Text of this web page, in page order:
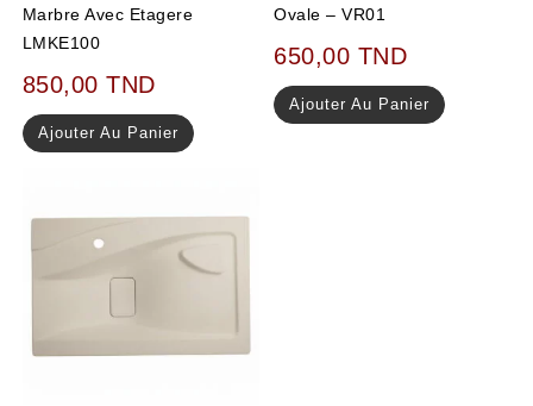
Marbre Avec Etagere
LMKE100
850,00TND
Ajouter Au Panier
Ovale – VR01
650,00 TND
Ajouter Au Panier